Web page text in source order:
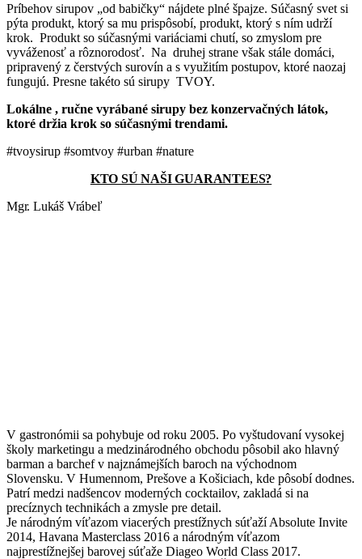
Príbehov sirupov „od babičky“ nájdete plné špajze. Súčasný svet si
pýta produkt, ktorý sa mu prispôsobí, produkt, ktorý s ním udrží
krok. Produkt so súčasnými variáciami chutí, so zmyslom pre
vyváženosť a rôznorodosť. Na druhej strane však stále domáci,
pripravený z čerstvých surovín a s využitím postupov, ktoré naozaj
fungujú. Presne takéto sú sirupy TVOY.
Lokálne , ručne vyrábané sirupy bez konzervačných látok,
ktoré držia krok so súčasnými trendami.
#tvoysirup #somtvoy #urban #nature
KTO SÚ NAŠI GUARANTEES?
Mgr. Lukáš Vrábeľ
V gastronómii sa pohybuje od roku 2005. Po vyštudovaní vysokej
školy marketingu a medzinárodného obchodu pôsobil ako hlavný
barman a barchef v najznámejších baroch na východnom
Slovensku. V Humennom, Prešove a Košiciach, kde pôsobí dodnes.
Patrí medzi nadšencov moderných cocktailov, zakladá si na
precíznych technikách a zmysle pre detail.
Je národným víťazom viacerých prestížnych súťaží Absolute Invite
2014, Havana Masterclass 2016 a národným víťazom
najprestížnejšej barovej súťaže Diageo World Class 2017.